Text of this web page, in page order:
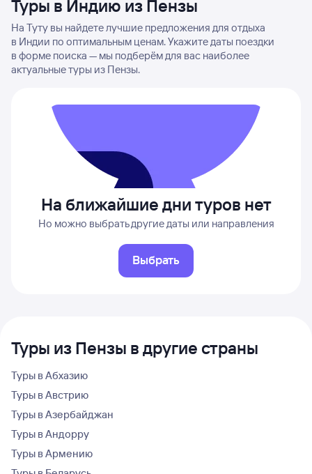
Туры в Индию из Пензы
На Туту вы найдете лучшие предложения для отдыха
в Индии по оптимальным ценам. Укажите даты поездки
в форме поиска — мы подберём для вас наиболее
актуальные туры из Пензы.
На ближайшие дни туров нет
Но можно выбрать другие даты или направления
Выбрать
Туры из Пензы в другие страны
Туры в Абхазию
Туры в Австрию
Туры в Азербайджан
Туры в Андорру
Туры в Армению